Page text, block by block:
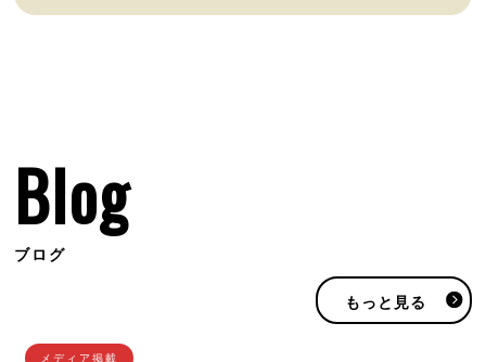
Blog
ブログ
もっと見る